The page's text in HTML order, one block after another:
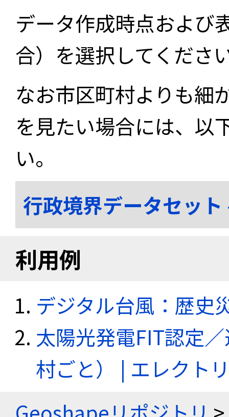
データ作成時点および
合）を選択してくださ
なお市区町村よりも細
を見たい場合には、以
い。
行政境界データセッ
利用例
デジタル台風：歴史
太陽光発電FIT認定
村ごと） | エレクト